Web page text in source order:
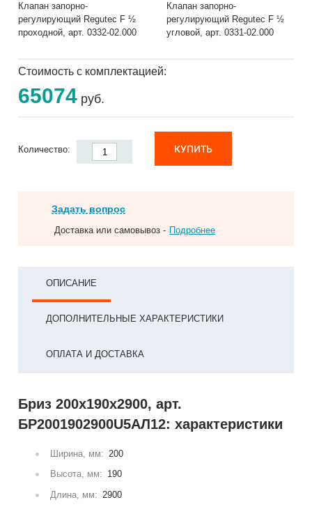
Клапан запорно-
регулирующий Regutec F ½
проходной, арт. 0332-02.000
Клапан запорно-
регулирующий Regutec F ½
угловой, арт. 0331-02.000
Стоимость с комплектацией:
65074 руб.
Количество: КУПИТЬ
Задать вопрос
Доставка или самовывоз - Подробнее
ОПИСАНИЕ
ДОПОЛНИТЕЛЬНЫЕ ХАРАКТЕРИСТИКИ
ОПЛАТА И ДОСТАВКА
Бриз 200х190х2900, арт.
БР2001902900U5АЛ12: характеристики
Ширина, мм: 200
Высота, мм: 190
Длина, мм: 2900